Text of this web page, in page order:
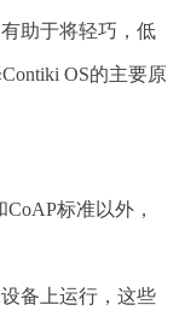
助于将轻巧，低
OS的主要原
标准以外，
备上运行，这些